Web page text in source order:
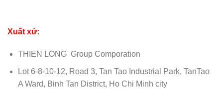
Xuất xứ:
THIEN LONG Group Comporation
Lot 6-8-10-12, Road 3, Tan Tao Industrial Park, TanTao
A Ward, Binh Tan District, Ho Chi Minh city